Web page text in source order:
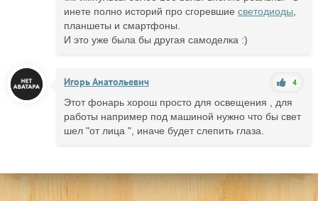
инете полно историй про сгоревшие светодиоды,
планшеты и смартфоны.
И это уже была бы другая самоделка :)
Игорь Анатольевич 4
Этот фонарь хорош просто для освещения , для
работы например под машиной нужно что бы свет
шел "от лица ", иначе будет слепить глаза.